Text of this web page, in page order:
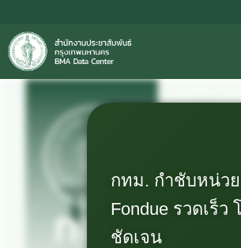
กทม. กำชับหน่ว
Fondue รวดเร็
ชัดเจน